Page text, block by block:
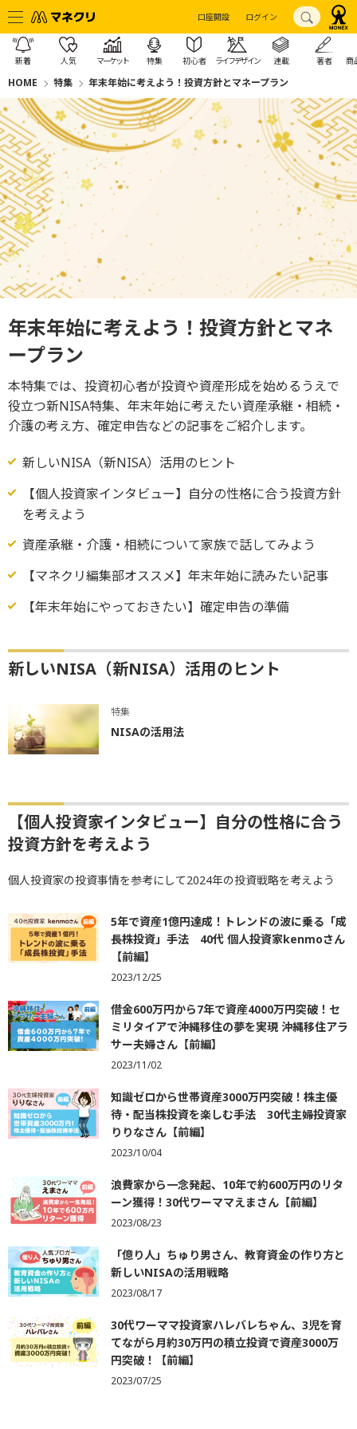
口座開設 ログイン
新着 人気 マーケット 特集 初心者 ライフデザイン 連載 著者 商
HOME 特集 年末年始に考えよう！投資方針とマネープラン
年末年始に考えよう！投資方針とマネ
ープラン
本特集では、投資初心者が投資や資産形成を始めるうえで
役立つ新NISA特集、年末年始に考えたい資産承継・相続・
介護の考え方、確定申告などの記事をご紹介します。
新しいNISA（新NISA）活用のヒント
【個人投資家インタビュー】自分の性格に合う投資方針
を考えよう
資産承継・介護・相続について家族で話してみよう
【マネクリ編集部オススメ】年末年始に読みたい記事
【年末年始にやっておきたい】確定申告の準備
新しいNISA（新NISA）活用のヒント
特集
NISAの活用法
【個人投資家インタビュー】自分の性格に合う
投資方針を考えよう
個人投資家の投資事情を参考にして2024年の投資戦略を考えよう
5年で資産1億円達成！トレンドの波に乗る「成
長株投資」手法 40代 個人投資家kenmoさん
【前編】
2023/12/25
借金600万円から7年で資産4000万円突破！セ
ミリタイアで沖縄移住の夢を実現 沖縄移住アラ
サー夫婦さん【前編】
2023/11/02
知識ゼロから世帯資産3000万円突破！株主優
待・配当株投資を楽しむ手法 30代主婦投資家
りりなさん【前編】
2023/10/04
浪費家から一念発起、10年で約600万円のリタ
ーン獲得！30代ワーママえまさん【前編】
2023/08/23
「億り人」ちゅり男さん、教育資金の作り方と
新しいNISAの活用戦略
2023/08/17
30代ワーママ投資家ハレバレちゃん、3児を育
てながら月約30万円の積立投資で資産3000万
円突破！【前編】
2023/07/25